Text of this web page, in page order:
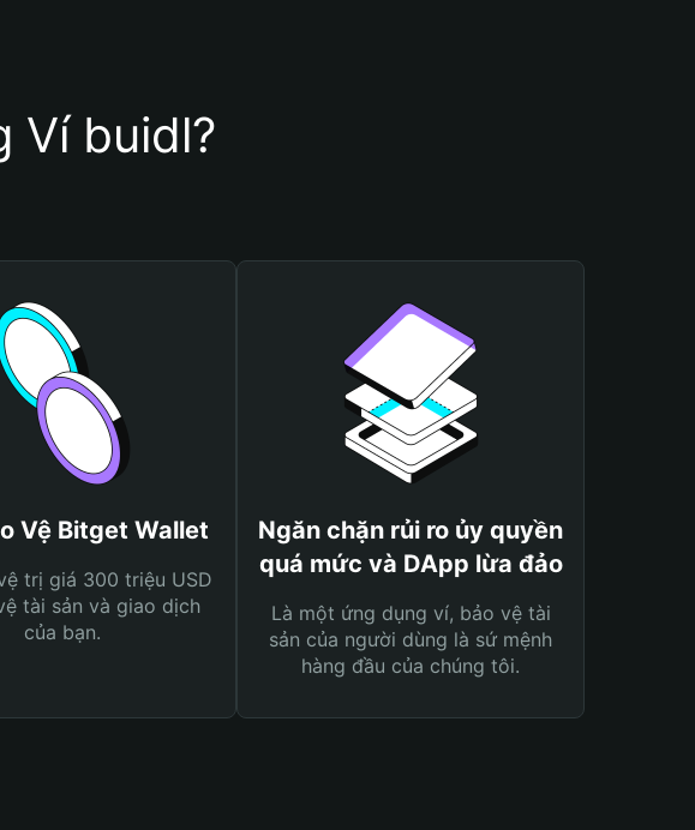
Ví buidl?
Vệ Bitget Wallet
trị giá 300 triệu USD
tài sản và giao dịch
của bạn.
Ngăn chặn rủi ro ủy quyền
quá mức và DApp lừa đảo
Là một ứng dụng ví, bảo vệ tài
sản của người dùng là sứ mệnh
hàng đầu của chúng tôi.